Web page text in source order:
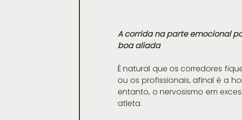
A corrida na parte emocional
boa aliada
É natural que os corredores
ou os profissionais, afinal é a
entanto, o nervosismo em
atleta.